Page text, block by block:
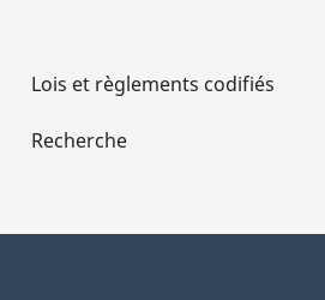
Lois et règlements codifiés
Recherche